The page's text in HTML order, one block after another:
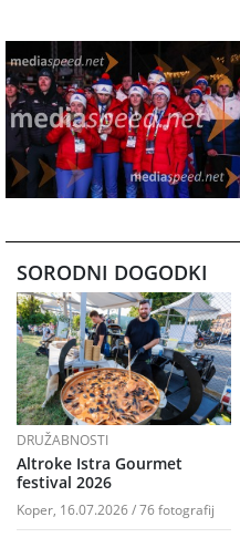
SORODNI DOGODKI
DRUŽABNOSTI
Altroke Istra Gourmet
festival 2026
Koper, 16.07.2026 / 76 fotografij